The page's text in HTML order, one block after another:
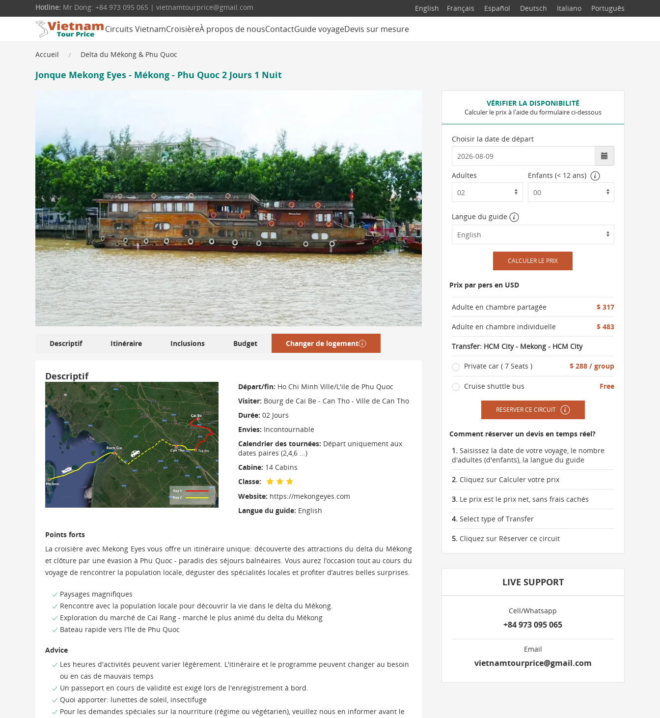
Hotline: Mr Dong: +84 973 095 065 | vietnamtourprice@gmail.com English Français Español Deutsch Italiano Português
Circuits VietnamCroisièreÀ propos de nousContactGuide voyageDevis sur mesure
Accueil Delta du Mékong & Phu Quoc
Jonque Mekong Eyes - Mékong - Phu Quoc 2 Jours 1 Nuit
Descriptif Itinéraire Inclusions Budget Changer de logement
Descriptif
Départ/fin: Ho Chi Minh Ville/L'ile de Phu Quoc
Visiter: Bourg de Cai Be - Can Tho - Ville de Can Tho
Durée: 02 Jours
Envies: Incontournable
Calendrier des tournées: Départ uniquement aux
dates paires (2,4,6 ...)
Cabine: 14 Cabins
Classe:
Website: https://mekongeyes.com
Langue du guide: English
Points forts
La croisière avec Mekong Eyes vous offre un itinéraire unique: découverte des attractions du delta du Mékong
et clôture par une évasion à Phu Quoc - paradis des séjours balnéaires. Vous aurez l’occasion tout au cours du
voyage de rencontrer la population locale, déguster des spécialités locales et profiter d’autres belles surprises.
Paysages magnifiques
Rencontre avec la population locale pour découvrir la vie dans le delta du Mékong.
Exploration du marché de Cai Rang - marché le plus animé du delta du Mékong
Bateau rapide vers l'île de Phu Quoc
Advice
Les heures d'activités peuvent varier légèrement. L'itinéraire et le programme peuvent changer au besoin
ou en cas de mauvais temps
Un passeport en cours de validité est exigé lors de l'enregistrement à bord.
Quoi apporter: lunettes de soleil, insectifuge
Pour les demandes spéciales sur la nourriture (régime ou végétarien), veuillez nous en informer avant le
VÉRIFIER LA DISPONIBILITÉ
Calculer le prix à l'aide du formulaire ci-dessous
Choisir la date de départ
Adultes Enfants (< 12 ans)
Langue du guide
CALCULER LE PRIX
Prix par pers en USD
Adulte en chambre partagée $ 317
Adulte en chambre individuelle $ 483
Transfer: HCM City - Mekong - HCM City
Private car ( 7 Seats ) $ 288 / group
Cruise shuttle bus Free
RÉSERVER CE CIRCUIT
Comment réserver un devis en temps réel?
1. Saisissez la date de votre voyage, le nombre
d'adultes (d'enfants), la langue du guide
2. Cliquez sur Calculer votre prix
3. Le prix est le prix net, sans frais cachés
4. Select type of Transfer
5. Cliquez sur Réserver ce circuit
LIVE SUPPORT
Cell/Whatsapp
+84 973 095 065
Email
vietnamtourprice@gmail.com